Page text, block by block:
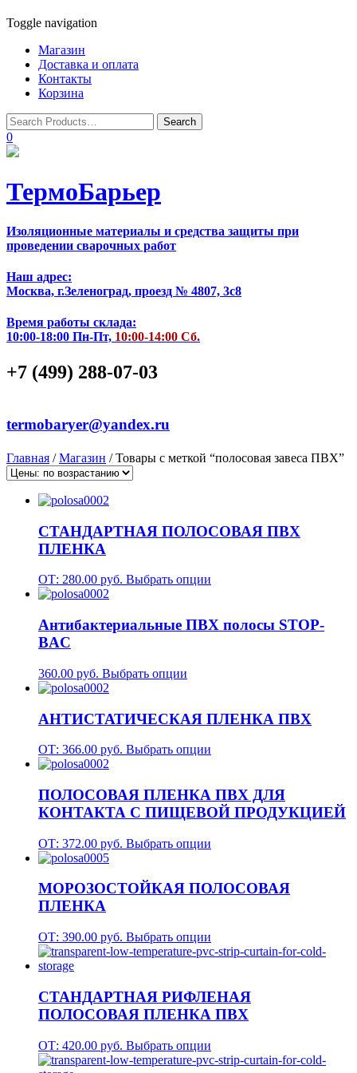
Toggle navigation
Магазин
Доставка и оплата
Контакты
Корзина
0
ТермоБарьер
Изоляционные материалы и средства защиты при
проведении сварочных работ
Наш адрес:
Москва, г.Зеленоград, проезд № 4807, 3с8
Время работы склада:
10:00-18:00 Пн-Пт, 10:00-14:00 Сб.
+7 (499) 288-07-03
termobaryer@yandex.ru
Главная /Магазин / Товары с меткой “полосовая завеса ПВХ”
СТАНДАРТНАЯ ПОЛОСОВАЯ ПВХ
ПЛЕНКА
ОТ: 280.00 руб. Выбрать опции
Антибактериальные ПВХ полосы STOP-
BAC
360.00 руб. Выбрать опции
АНТИСТАТИЧЕСКАЯ ПЛЕНКА ПВХ
ОТ: 366.00 руб. Выбрать опции
ПОЛОСОВАЯ ПЛЕНКА ПВХ ДЛЯ
КОНТАКТА С ПИЩЕВОЙ ПРОДУКЦИЕЙ
ОТ: 372.00 руб. Выбрать опции
МОРОЗОCТОЙКАЯ ПОЛОСОВАЯ
ПЛЕНКА
ОТ: 390.00 руб. Выбрать опции
СТАНДАРТНАЯ РИФЛЕНАЯ
ПОЛОСОВАЯ ПЛЕНКА ПВХ
ОТ: 420.00 руб. Выбрать опции